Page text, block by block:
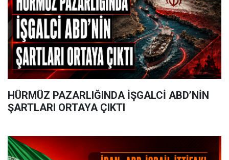
HÜRMÜZ PAZARLIĞINDA İŞGALCİ ABD’NİN
ŞARTLARI ORTAYA ÇIKTI